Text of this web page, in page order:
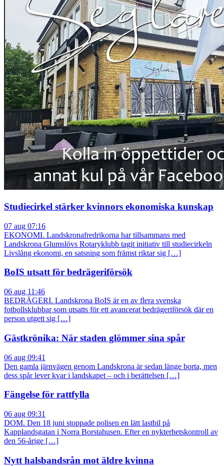
Studiecirkel stärker kvinnors ekonomiska kunskap
07 aug 07:16
EKONOMI. Landskronafredrikorna har tillsammans med
Landskrona Glumslövs Rotaryklubb tagit initiativ till studiecirkeln
Livslång ekonomi, en satsning som främst riktar sig […]
BoIS utsatt för bedrägeriförsök
06 aug 11:46
BEDRÄGERI. Landskrona BoIS är en av flera svenska
fotbollsklubbar som utsatts för ett avancerat bedrägeriförsök där en
person utgett sig […]
Gästkrönika: När staden glömmer sina spår
06 aug 09:41
Den gamla järnvägen genom Landskrona är sedan länge borta, men
dess spår lever kvar i landskapet – och i berättelsen […]
Fängelse för rattfylla
06 aug 09:31
DOM. Den 18 juni stoppade polisen en lätt lastbil på
Kapplandsgatan i Norra Borstahusen. Efter en nykterhetskontroll av
den 56-årige […]
Nytt halsbandsrån mot äldre kvinna